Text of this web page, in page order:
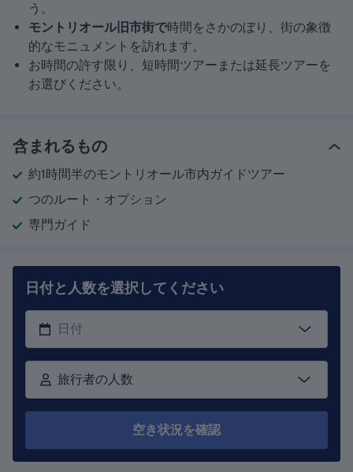
う。
モントリオール旧市街で時間をさかのぼり、街の象徴
的なモニュメントを訪れます。
お時間の許す限り、短時間ツアーまたは延長ツアーを
お選びください。
含まれるもの
約1時間半のモントリオール市内ガイドツアー
つのルート・オプション
専門ガイド
日付と人数を選択してください
旅行者の人数
空き状況を確認